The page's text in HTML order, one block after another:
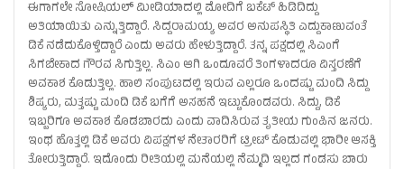
ಈಗಾಗಲೇ ಸೋಷಿಯಲ್‌ ಮೀಡಿಯಾದಲ್ಲಿ ಮೋದಿಗೆ ಬಕೆಟ್‌ ಹಿಡಿದಿದ್ದು
ಅತಿಯಾಯಿತು ಎನ್ನುತ್ತಿದ್ದಾರೆ. ಸಿದ್ದರಾಮಯ್ಯ ಅವರ ಅನುಪಸ್ಥಿತಿ ಎದ್ದುಕಾಣುವಂತೆ
ಡಿಕೆ ನಡೆದುಕೊಳ್ತಿದ್ದಾರೆ ಎಂದು ಅವರು ಹೇಳುತ್ತಿದ್ದಾರೆ. ತನ್ನ ಪಕ್ಷದಲ್ಲಿ ಸಿಎಂಗೆ
ಸಿಗಬೇಕಾದ ಗೌರವ ಸಿಗುತ್ತಿಲ್ಲ. ಸಿಎಂ ಆಗಿ ಒಂದೂವರೆ ತಿಂಗಳಾದರೂ ವಿಸ್ತರಣೆಗೆ
ಅವಕಾಶ ಕೊಡುತ್ತಿಲ್ಲ. ಹಾಲಿ ಸಂಪುಟದಲ್ಲಿ ಇರುವ ಎಲ್ಲರೂ ಒಂದಷ್ಟು ಮಂದಿ ಸಿದ್ದು
ಶಿಷ್ಯರು, ಮತ್ತಷ್ಟು ಮಂದಿ ಡಿಕೆ ಬಗೆಗೆ ಅಸಹನೆ ಇಟ್ಟುಕೊಂಡವರು. ಸಿದ್ದು, ಡಿಕೆ
ಇಬ್ಬರಿಗೂ ಅವಕಾಶ ಕೊಡಬಾರದು ಎಂದು ವಾದಿಸಿರುವ ತೃತೀಯ ಗುಂಪಿನ ಜನರು.
ಇಂಥ ಹೊತ್ತಲ್ಲಿ ಡಿಕೆ ಅವರು ವಿಪಕ್ಷಗಳ ನೇತಾರರಿಗೆ ಟ್ರೀಟ್‌ ಕೊಡುವಲ್ಲಿ ಭಾರೀ ಆಸಕ್ತಿ
ತೋರುತ್ತಿದ್ದಾರೆ. ಇದೊಂದು ರೀತಿಯಲ್ಲಿ ಮನೆಯಲ್ಲಿ ನೆಮ್ಮದಿ ಇಲ್ಲದ ಗಂಡಸು ಬಾರು